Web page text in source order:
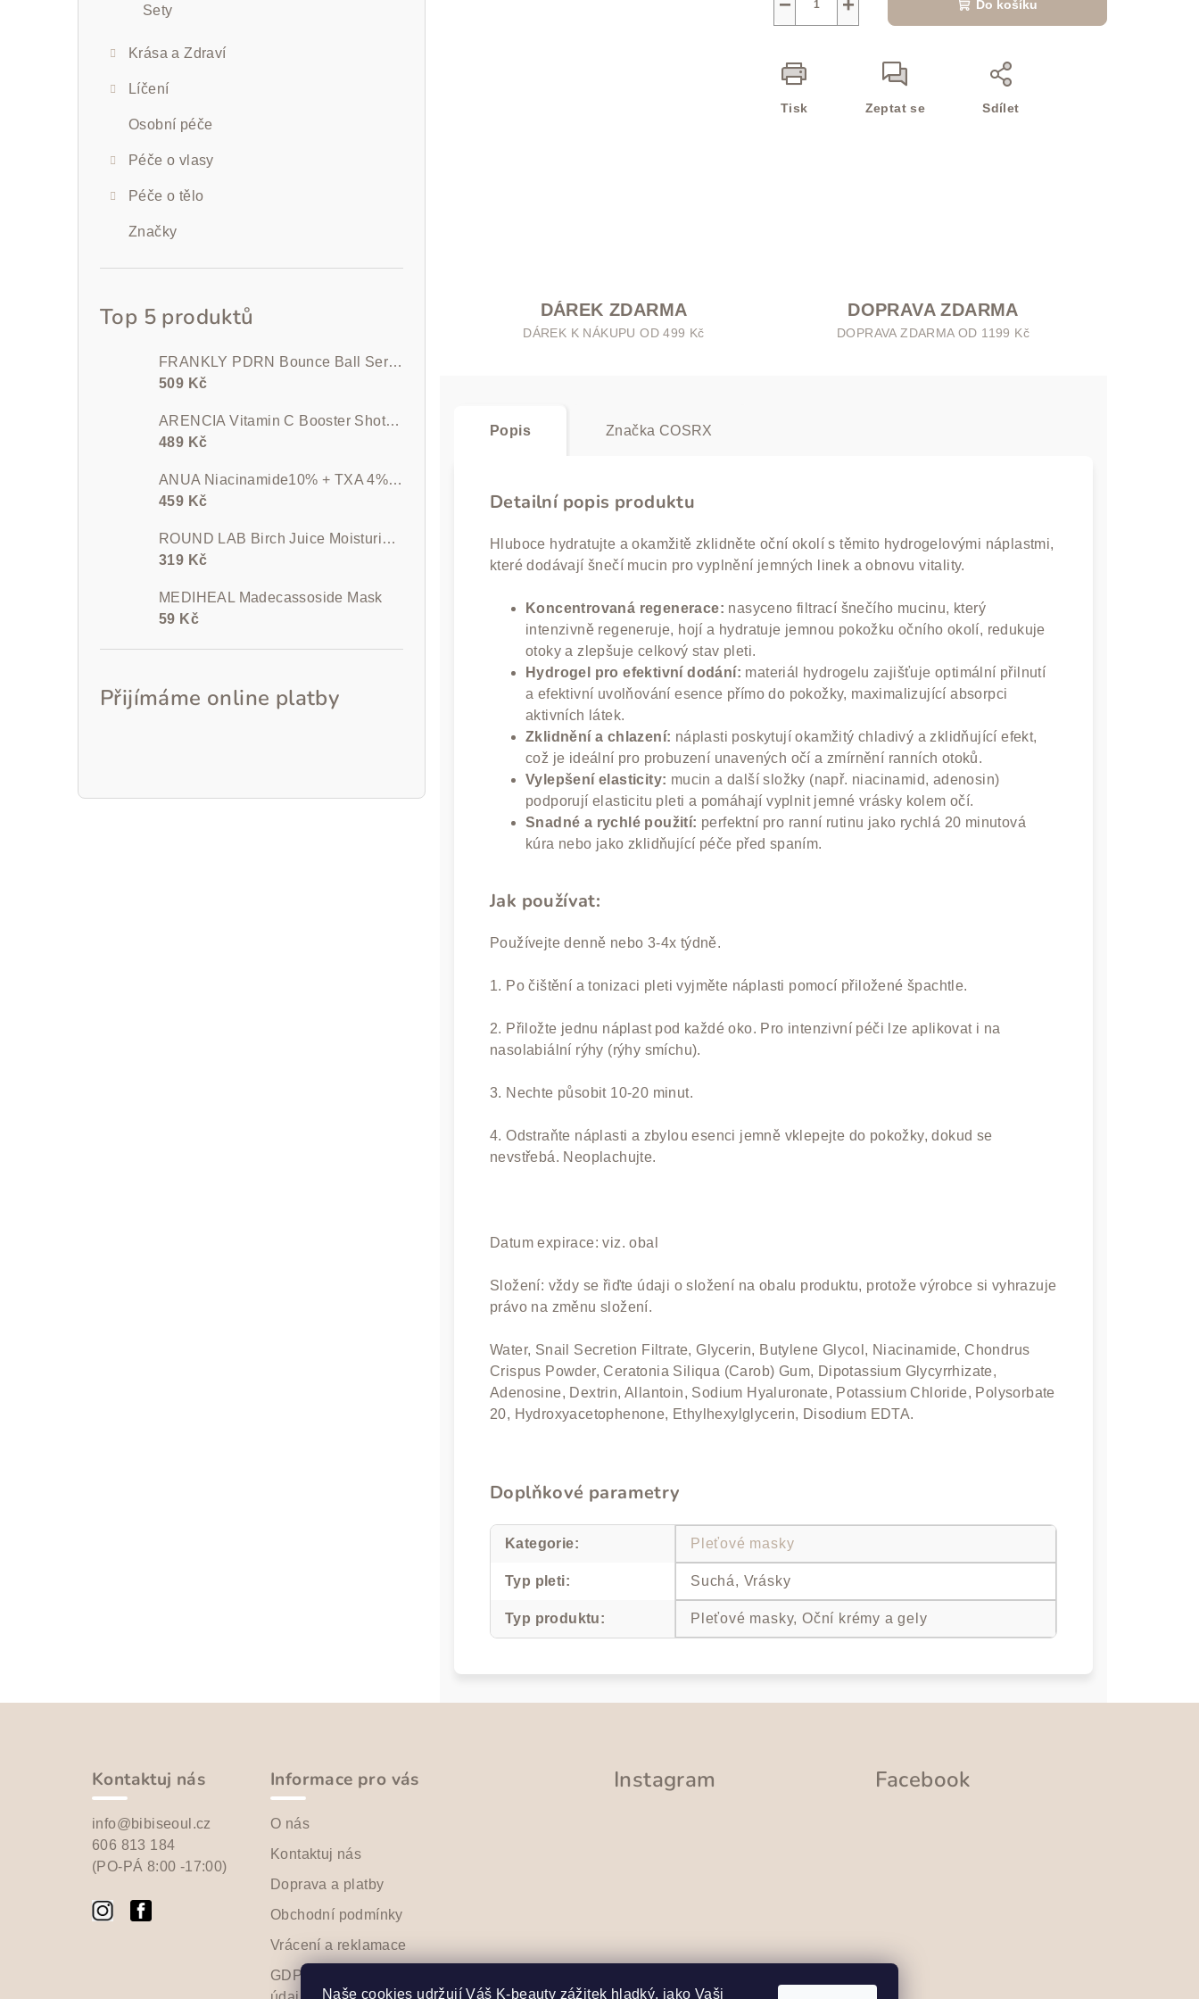
Naše cookies udržují Váš K-beauty zážitek hladký, jako Vaši
Sety
Krása a Zdraví
Líčení
Osobní péče
Péče o vlasy
Péče o tělo
Značky
Top 5 produktů
FRANKLY PDRN Bounce Ball Serum 30 ml
509 Kč
ARENCIA Vitamin C Booster Shot 30 ml
489 Kč
ANUA Niacinamide10% + TXA 4% Dark Spot Removing Serum 30ml
459 Kč
ROUND LAB Birch Juice Moisturizing Sun Cream SPF 50+ PA++++ 50 ml
319 Kč
MEDIHEAL Madecassoside Mask
59 Kč
Přijímáme online platby
Do košíku
Tisk Zeptat se Sdílet
DÁREK ZDARMA
DÁREK K NÁKUPU OD 499 Kč
DOPRAVA ZDARMA
DOPRAVA ZDARMA OD 1199 Kč
Popis Značka COSRX
Detailní popis produktu
Hluboce hydratujte a okamžitě zklidněte oční okolí s těmito hydrogelovými náplastmi,
které dodávají šnečí mucin pro vyplnění jemných linek a obnovu vitality.
Koncentrovaná regenerace: nasyceno filtrací šnečího mucinu, který
intenzivně regeneruje, hojí a hydratuje jemnou pokožku očního okolí, redukuje
otoky a zlepšuje celkový stav pleti.
Hydrogel pro efektivní dodání: materiál hydrogelu zajišťuje optimální přilnutí
a efektivní uvolňování esence přímo do pokožky, maximalizující absorpci
aktivních látek.
Zklidnění a chlazení: náplasti poskytují okamžitý chladivý a zklidňující efekt,
což je ideální pro probuzení unavených očí a zmírnění ranních otoků.
Vylepšení elasticity: mucin a další složky (např. niacinamid, adenosin)
podporují elasticitu pleti a pomáhají vyplnit jemné vrásky kolem očí.
Snadné a rychlé použití: perfektní pro ranní rutinu jako rychlá 20 minutová
kúra nebo jako zklidňující péče před spaním.
Jak používat:
Používejte denně nebo 3-4x týdně.
1. Po čištění a tonizaci pleti vyjměte náplasti pomocí přiložené špachtle.
2. Přiložte jednu náplast pod každé oko. Pro intenzivní péči lze aplikovat i na
nasolabiální rýhy (rýhy smíchu).
3. Nechte působit 10-20 minut.
4. Odstraňte náplasti a zbylou esenci jemně vklepejte do pokožky, dokud se
nevstřebá. Neoplachujte.
Datum expirace: viz. obal
Složení: vždy se řiďte údaji o složení na obalu produktu, protože výrobce si vyhrazuje
právo na změnu složení.
Water, Snail Secretion Filtrate, Glycerin, Butylene Glycol, Niacinamide, Chondrus
Crispus Powder, Ceratonia Siliqua (Carob) Gum, Dipotassium Glycyrrhizate,
Adenosine, Dextrin, Allantoin, Sodium Hyaluronate, Potassium Chloride, Polysorbate
20, Hydroxyacetophenone, Ethylhexylglycerin, Disodium EDTA.
Doplňkové parametry
Kategorie: Pleťové masky
Typ pleti: Suchá, Vrásky
Typ produktu: Pleťové masky, Oční krémy a gely
Kontaktuj nás
info@bibiseoul.cz
606 813 184
(PO-PÁ 8:00 -17:00)
Informace pro vás
O nás
Kontaktuj nás
Doprava a platby
Obchodní podmínky
Vrácení a reklamace
GDPR - Ochrana osobních
Instagram
Sledovat na Instagramu
Facebook